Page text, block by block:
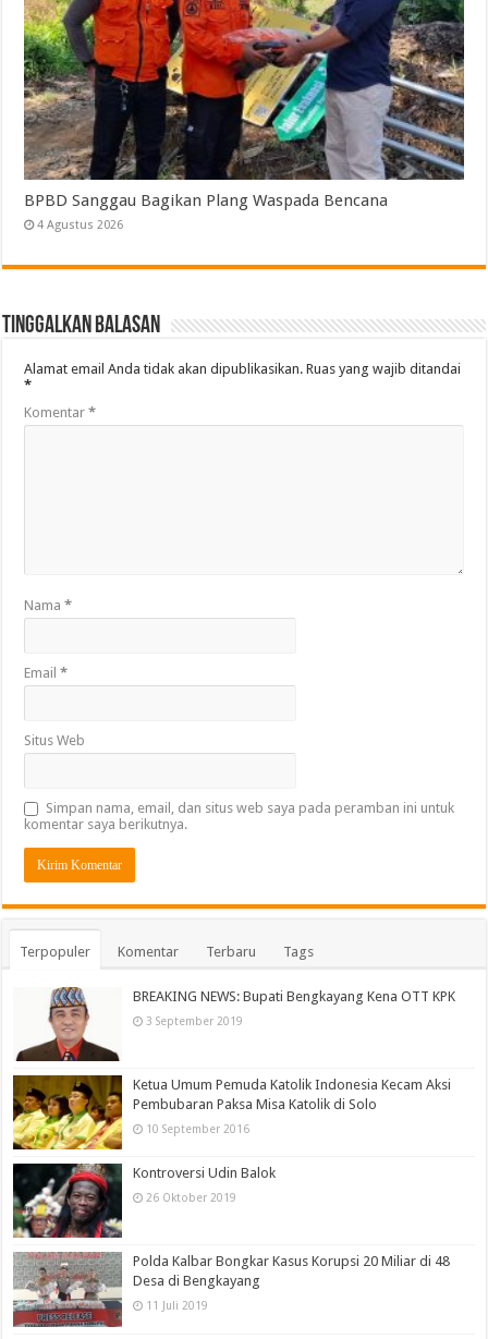
BPBD Sanggau Bagikan Plang Waspada Bencana
4 Agustus 2026
Tinggalkan Balasan
Alamat email Anda tidak akan dipublikasikan. Ruas yang wajib ditandai
*
Komentar*
Nama*
Email*
Situs Web
Simpan nama, email, dan situs web saya pada peramban ini untuk
komentar saya berikutnya.
Terpopuler Komentar Terbaru Tags
BREAKING NEWS: Bupati Bengkayang Kena OTT KPK
3 September 2019
Ketua Umum Pemuda Katolik Indonesia Kecam Aksi
Pembubaran Paksa Misa Katolik di Solo
10 September 2016
Kontroversi Udin Balok
26 Oktober 2019
Polda Kalbar Bongkar Kasus Korupsi 20 Miliar di 48
Desa di Bengkayang
11 Juli 2019